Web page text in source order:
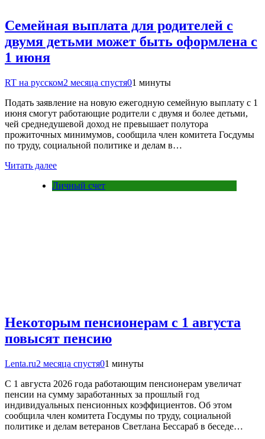
Семейная выплата для родителей с
двумя детьми может быть оформлена с
1 июня
RT на русском2 месяца спустя01 минуты
Подать заявление на новую ежегодную семейную выплату с 1
июня смогут работающие родители с двумя и более детьми,
чей среднедушевой доход не превышает полутора
прожиточных минимумов, сообщила член комитета Госдумы
по труду, социальной политике и делам в…
Читать далее
Личный счет
Некоторым пенсионерам с 1 августа
повысят пенсию
Lenta.ru2 месяца спустя01 минуты
С 1 августа 2026 года работающим пенсионерам увеличат
пенсии на сумму заработанных за прошлый год
индивидуальных пенсионных коэффициентов. Об этом
сообщила член комитета Госдумы по труду, социальной
политике и делам ветеранов Светлана Бессараб в беседе…